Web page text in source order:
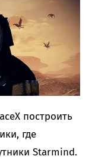
построить
где
Starmind.